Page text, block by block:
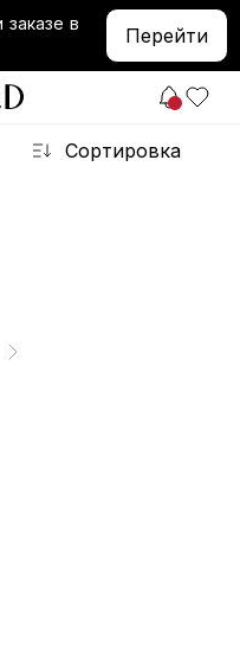
в
Перейти
Сортировка